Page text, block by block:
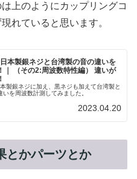
上のようにカップリングコ
れていると思います。
本製銀ネジと台湾製の音の違いを
｜ （その2:周波数特性編） 違いが
製銀ネジに加え、黒ネジも加えて台湾製と
いを周波数計測してみました。
2023.04.20
とかパーツとか